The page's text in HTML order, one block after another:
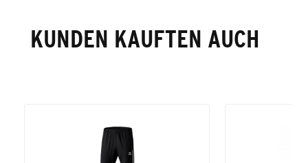
KUNDEN KAUFTEN AUCH